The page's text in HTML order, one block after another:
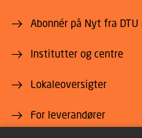
Abonnér på Nyt fra
Institutter og centre
Lokaleoversigter
For leverandører